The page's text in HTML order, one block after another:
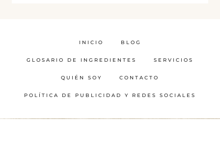
INICIO BLOG
GLOSARIO DE INGREDIENTES SERVICIOS
QUIÉN SOY CONTACTO
POLÍTICA DE PUBLICIDAD Y REDES SOCIALES